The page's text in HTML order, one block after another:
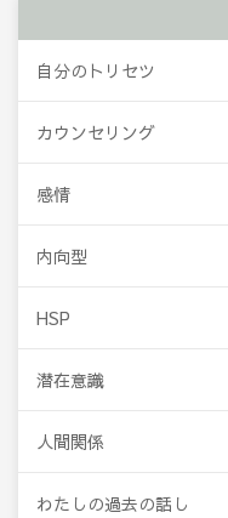
自分のトリセツ
カウンセリング
感情
内向型
HSP
潜在意識
人間関係
わたしの過去の話し